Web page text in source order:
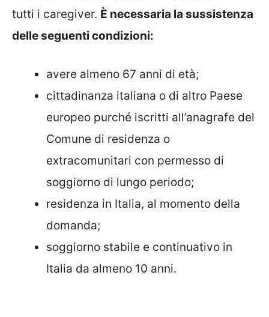
tutti i caregiver. È necessaria la sussistenza
delle seguenti condizioni:
avere almeno 67 anni di età;
cittadinanza italiana o di altro Paese
europeo purché iscritti all’anagrafe del
Comune di residenza o
extracomunitari con permesso di
soggiorno di lungo periodo;
residenza in Italia, al momento della
domanda;
soggiorno stabile e continuativo in
Italia da almeno 10 anni.